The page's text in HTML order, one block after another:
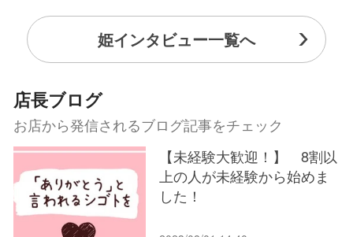
で周りを気にしなくていい
し 髪をコテで巻きなおした
りも出来るのでお客様のと
さんもみんな優しい方が多
いので 安心して働ける職
場だと思います＼(^o^)／ 丁
寧に教えてくれるので 早く
慣れるのが目標ですかね
姫インタビュー一覧へ
店長ブログ
お店から発信されるブログ記事をチェック
【未経験大歓迎！】 8割以
上の人が未経験から始めま
した！